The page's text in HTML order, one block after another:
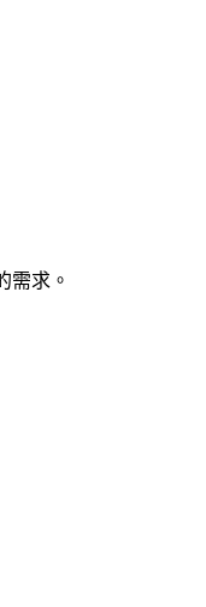
需求。